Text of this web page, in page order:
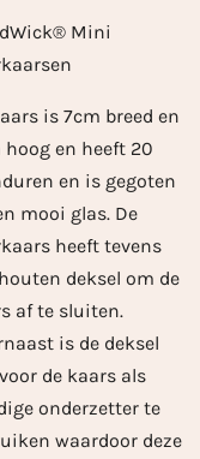
Mini
is 7cm breed en
hoog en heeft 20
en is gegoten
mooi glas. De
heeft tevens
deksel om de
af te sluiten.
is de deksel
de kaars als
onderzetter te
waardoor deze